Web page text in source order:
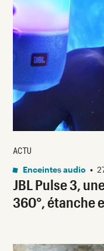
JBL Pulse 3,
360°, étanche
ACTU
Enceintes audio •